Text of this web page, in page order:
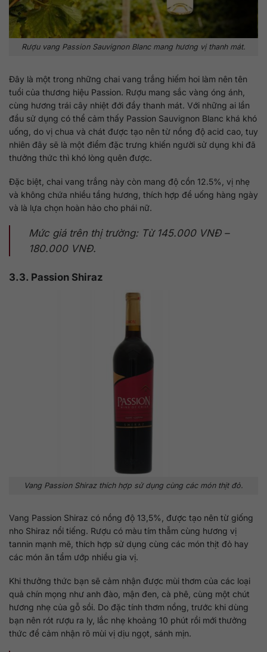
Rượu vang Passion Sauvignon Blanc mang hương vị thanh mát.
Đây là một trong những chai vang trắng hiếm hoi làm nên tên
tuổi của thương hiệu Passion. Rượu mang sắc vàng óng ánh,
cùng hương trái cây nhiệt đới đầy thanh mát. Với những ai lần
đầu sử dụng có thể cảm thấy Passion Sauvignon Blanc khá khó
uống, do vị chua và chát được tạo nên từ nồng độ acid cao, tuy
nhiên đây sẽ là một điểm đặc trưng khiến người sử dụng khi đã
thưởng thức thì khó lòng quên được.
Đặc biệt, chai vang trắng này còn mang độ cồn 12.5%, vị nhẹ
và không chứa nhiều tầng hương, thích hợp để uống hàng ngày
và là lựa chọn hoàn hảo cho phái nữ.
Mức giá trên thị trường: Từ 145.000 VNĐ –
180.000 VNĐ.
3.3. Passion Shiraz
Vang Passion Shiraz thích hợp sử dụng cùng các món thịt đỏ.
Vang Passion Shiraz có nồng độ 13,5%, được tạo nên từ giống
nho Shiraz nổi tiếng. Rượu có màu tím thẫm cùng hương vị
tannin mạnh mẽ, thích hợp sử dụng cùng các món thịt đỏ hay
các món ăn tẩm ướp nhiều gia vị.
Khi thưởng thức bạn sẽ cảm nhận được mùi thơm của các loại
quả chín mọng như anh đào, mận đen, cà phê, cùng một chút
hương nhẹ của gỗ sồi. Do đặc tính thơm nồng, trước khi dùng
bạn nên rót rượu ra ly, lắc nhẹ khoảng 10 phút rồi mới thưởng
thức để cảm nhận rõ mùi vị dịu ngọt, sánh mịn.